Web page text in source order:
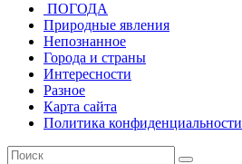
ПОГОДА
Природные явления
Непознанное
Города и страны
Интересности
Разное
Карта сайта
Политика конфиденциальности